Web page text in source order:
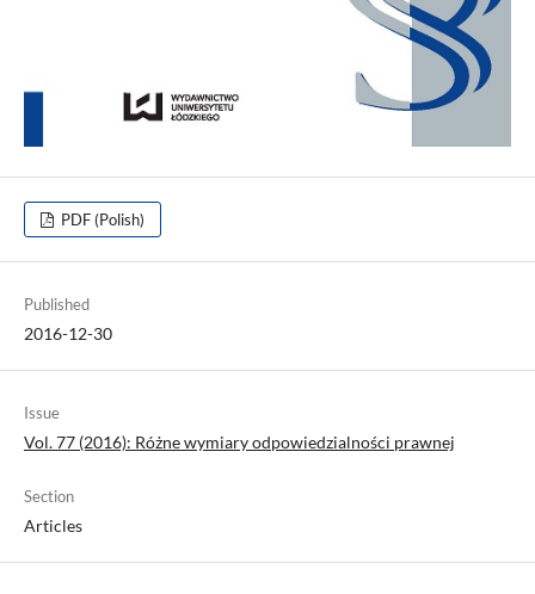
PDF (Polish)
Published
2016-12-30
Issue
Vol. 77 (2016): Różne wymiary odpowiedzialności prawnej
Section
Articles